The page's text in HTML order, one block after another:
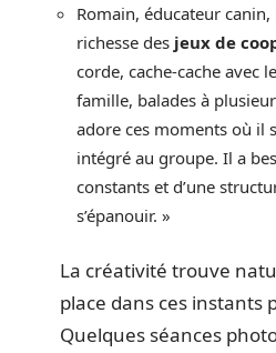
Romain, éducateur canin,
richesse des jeux de
corde, cache-cache avec
famille, balades à
adore ces moments où il
intégré au groupe. Il a
constants et d’une
s’épanouir. »
La créativité trouve
place dans ces instants
Quelques séances